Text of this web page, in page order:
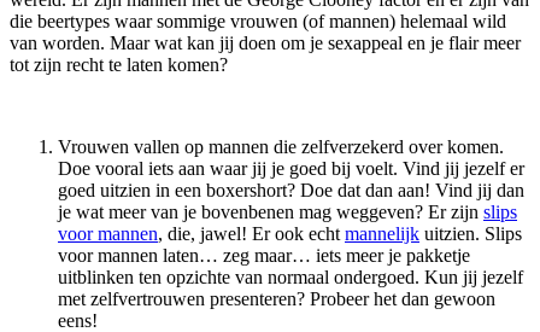
die beertypes waar sommige vrouwen (of mannen) helemaal wild
van worden. Maar wat kan jij doen om je sexappeal en je flair meer
tot zijn recht te laten komen?
Vrouwen vallen op mannen die zelfverzekerd over komen.
Doe vooral iets aan waar jij je goed bij voelt. Vind jij jezelf er
goed uitzien in een boxershort? Doe dat dan aan! Vind jij dan
je wat meer van je bovenbenen mag weggeven? Er zijn slips
voor mannen, die, jawel! Er ook echt mannelijk uitzien. Slips
voor mannen laten… zeg maar… iets meer je pakketje
uitblinken ten opzichte van normaal ondergoed. Kun jij jezelf
met zelfvertrouwen presenteren? Probeer het dan gewoon
eens!